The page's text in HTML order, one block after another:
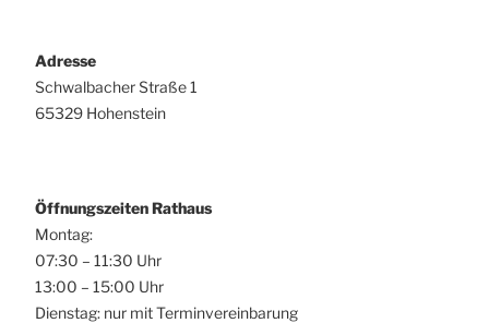
Adresse
Schwalbacher Straße 1
65329 Hohenstein
Öffnungszeiten Rathaus
Montag:
07:30 – 11:30 Uhr
13:00 – 15:00 Uhr
Dienstag: nur mit Terminvereinbarung